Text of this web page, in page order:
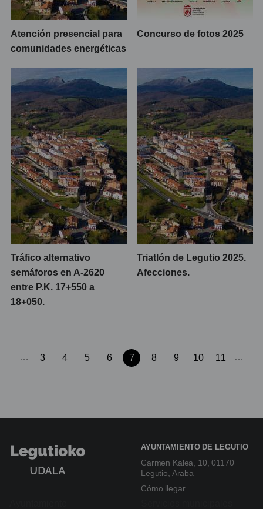
Atención presencial para
comunidades energéticas
Concurso de fotos 2025
Tráfico alternativo
semáforos en A-2620
entre P.K. 17+550 a
18+050.
Triatlón de Legutio 2025.
Afecciones.
Paginación
… Página
3 Página
4 Página
5 Página
6
Página
7 Página
8 Página
9 Página
10 Página
11 …
AYUNTAMIENTO DE LEGUTIO
Carmen Kalea, 10, 01170
Legutio, Araba
Cómo llegar